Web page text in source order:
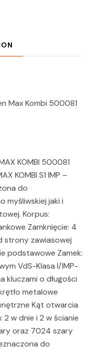
Max Kombi 500081
KOMBI 500081
KOMBI S1 IMP –
do
myśliwskiej jaki i
Korpus:
Zamknięcie: 4
strony zawiasowej
podstawowe Zamek:
VdS-Klasa I/IMP-
kluczami o długości
metalowe
Kąt otwarcia
w dnie i 2 w ścianie
oraz 7024 szary
do